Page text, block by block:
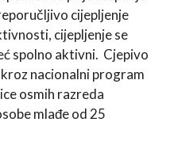
cijepljenje
cijepljenje se
spolno aktivni. Cjepivo
nacionalni program
osmih razreda
mlađe od 25